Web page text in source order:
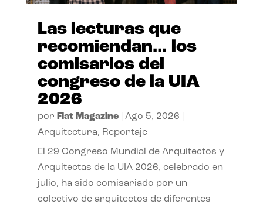
Las lecturas que
recomiendan… los
comisarios del
congreso de la UIA
2026
por Flat Magazine| Ago 5, 2026
Arquitectura, Reportaje
El 29 Congreso Mundial de Arquitectos y
Arquitectas de la UIA 2026, celebrado en
julio, ha sido comisariado por un
colectivo de arquitectos de diferentes